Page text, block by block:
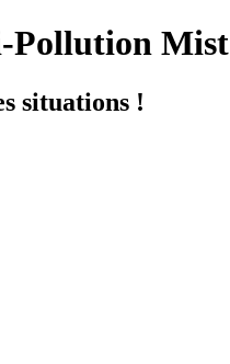
Pollution Mist
situations !